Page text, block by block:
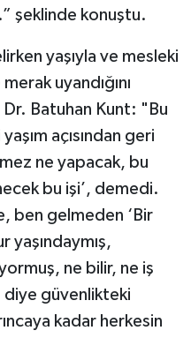
şeklinde konuştu.
yaşıyla ve mesleki
uyandığını
Batuhan Kunt: "Bu
açısından geri
ne yapacak, bu
bu işi’, demedi.
ben gelmeden ‘Bir
yaşındaymış,
ne bilir, ne iş
diye güvenlikteki
kadar herkesin